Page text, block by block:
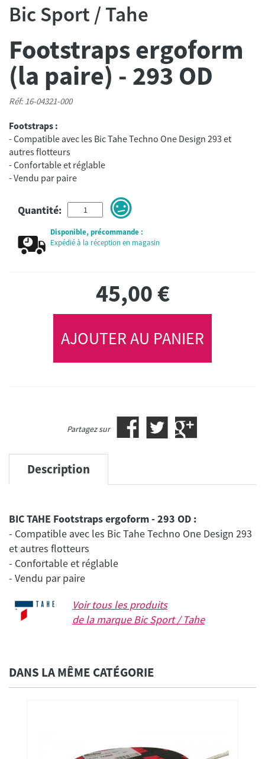
Bic Sport / Tahe
Footstraps ergoform
(la paire) - 293 OD
Réf: 16-04321-000
Footstraps :
- Compatible avec les Bic Tahe Techno One Design 293 et
autres flotteurs
- Confortable et réglable
Quantité:
Disponible, précommande :
Expédié à la réception en magasin
45,00€
AJOUTER AU PANIER
Partagez sur
Description
BIC TAHE Footstraps ergoform - 293 OD :
- Compatible avec les Bic Tahe Techno One Design 293
et autres flotteurs
- Confortable et réglable
Voir tous les produits
de la marqueBic Sport / Tahe
DANS LA MÊME CATÉGORIE